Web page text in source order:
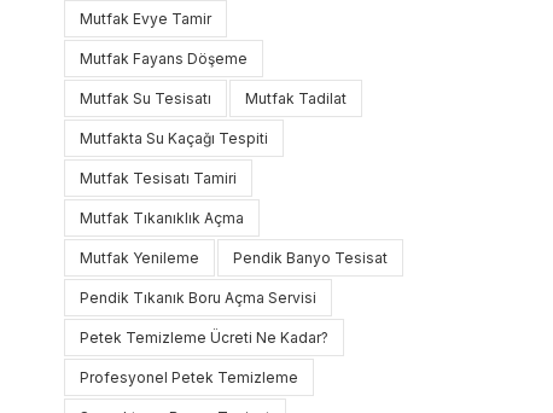
Mutfak Evye Tamir
Mutfak Fayans Döşeme
Mutfak Su Tesisatı Mutfak Tadilat
Mutfakta Su Kaçağı Tespiti
Mutfak Tesisatı Tamiri
Mutfak Tıkanıklık Açma
Mutfak Yenileme Pendik Banyo Tesisat
Pendik Tıkanık Boru Açma Servisi
Petek Temizleme Ücreti Ne Kadar?
Profesyonel Petek Temizleme